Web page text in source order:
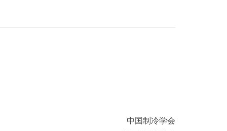
中国制冷学会